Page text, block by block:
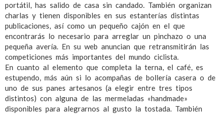
portátil, has salido de casa sin candado. También organizan
charlas y tienen disponibles en sus estanterías distintas
publicaciones, así como un pequeño cajón en el que
encontrarás lo necesario para arreglar un pinchazo o una
pequeña avería. En su web anuncian que retransmitirán las
competiciones más importantes del mundo ciclista.
En cuanto al elemento que completa la terna, el café, es
estupendo, más aún si lo acompañas de bollería casera o de
uno de sus panes artesanos (a elegir entre tres tipos
distintos) con alguna de las mermeladas «handmade»
disponibles para alegrarnos al gusto la tostada. También